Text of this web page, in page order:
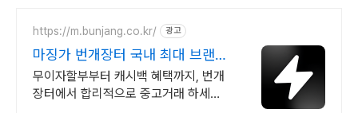
https://m.bunjang.co.kr/ 광고
마징가 번개장터 국내 최대 브랜드
중고거래
무이자할부부터 캐시백 혜택까지, 번개
장터에서 합리적으로 중고거래 하세요